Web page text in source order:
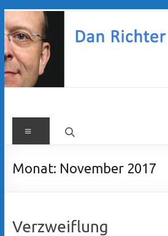
Zum
Inhalt
springen
Dan
Richter
Menü
Monat: November 2017
Verzweiflung